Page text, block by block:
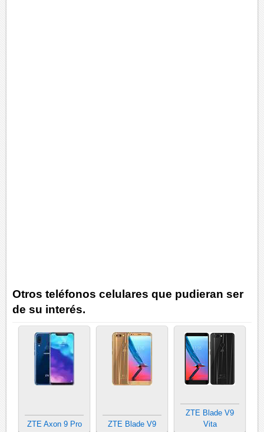
Otros teléfonos celulares que pudieran ser
de su interés.
ZTE Axon 9 Pro ZTE Blade V9
ZTE Blade V9
Vita